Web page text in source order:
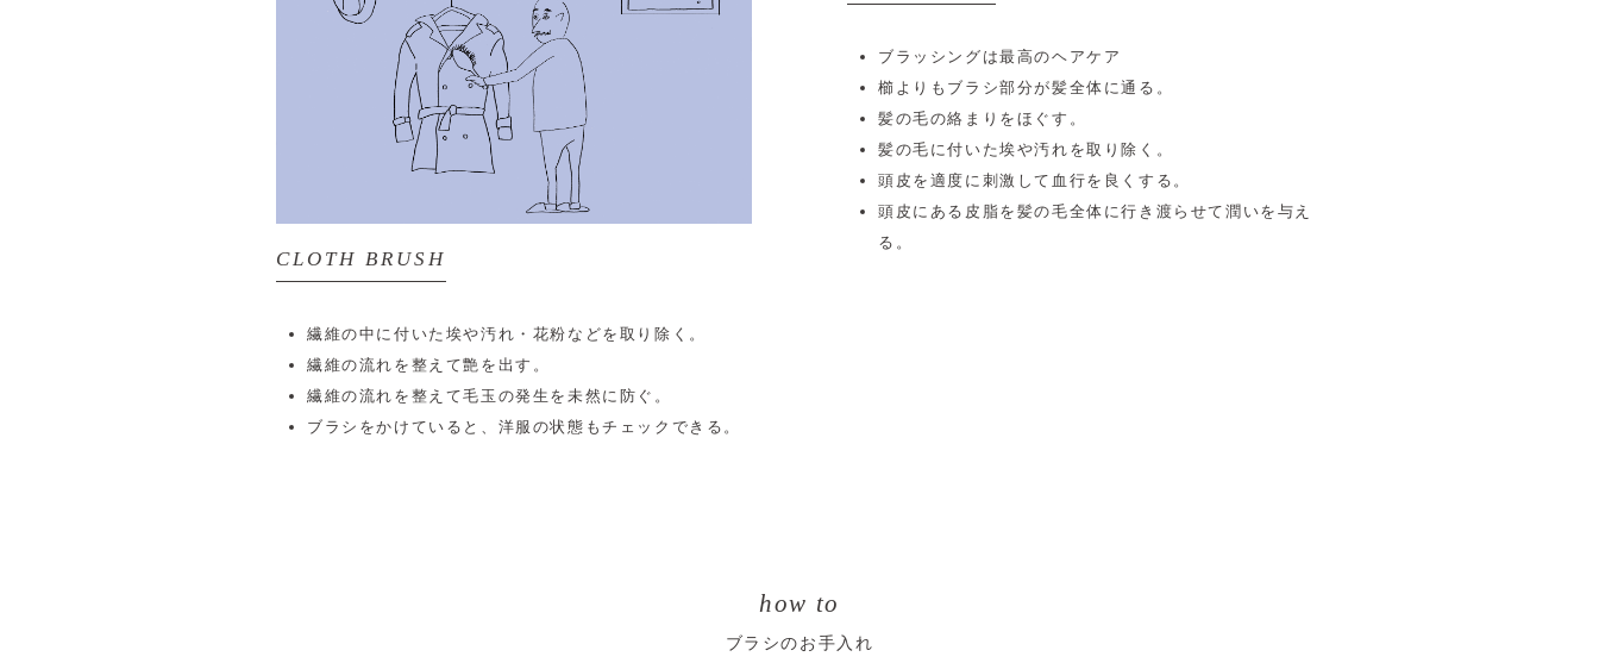
CLOTH BRUSH
繊維の中に付いた埃や汚れ・花粉などを取り除く。
繊維の流れを整えて艶を出す。
繊維の流れを整えて毛玉の発生を未然に防ぐ。
ブラシをかけていると、洋服の状態もチェックできる。
ブラッシングは最高のヘアケア
櫛よりもブラシ部分が髪全体に通る。
髪の毛の絡まりをほぐす。
髪の毛に付いた埃や汚れを取り除く。
頭皮を適度に刺激して血行を良くする。
頭皮にある皮脂を髪の毛全体に行き渡らせて潤いを与え
る。
how to
ブラシのお手入れ